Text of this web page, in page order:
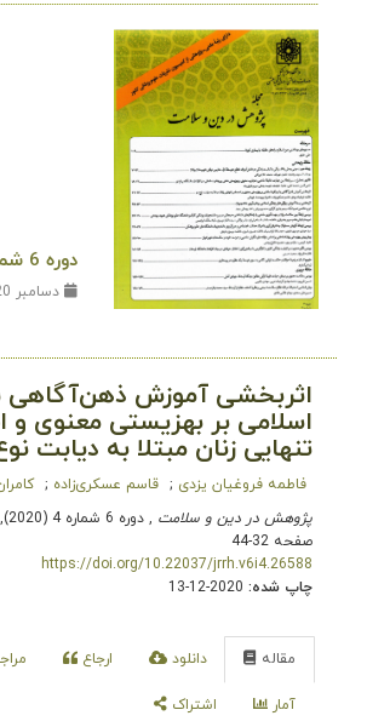
دوره 6 شماره 4 (2020)
دسامبر 2020
اثربخشی آموزش ذهن‌آگاهی
اسلامی بر بهزیستی معنوی
تنهایی زنان مبتلا به دیابت
فاطمه فروغیان یزدی قاسم عسکری‌زاده
پژوهش در دین و سلامت , دوره 6 شماره 4 (2020), 20 دسامبر 2020
صفحه 32-44
https://doi.org/10.22037/jrrh.v6i4.26588
چاپ شده:
مقاله دانلود ارجاع
آمار اشتراک